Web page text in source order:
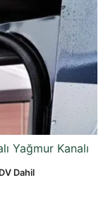
Yağmur Kanalı
Dahil